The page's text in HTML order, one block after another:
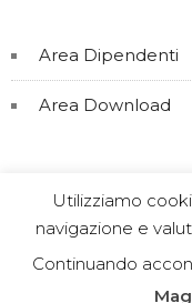
Area Dipendenti
Area Download
Koinè
Utilizziamo
navigazione e
Continuando